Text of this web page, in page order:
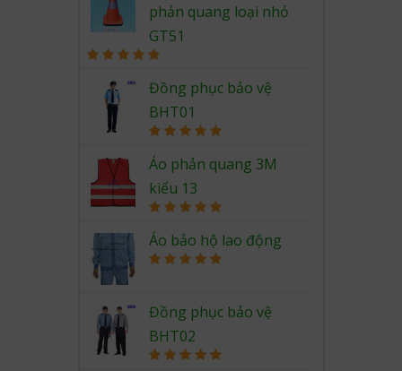
phản quang loại nhỏ
GT51
out of 5
Đồng phục bảo vệ
BHT01
out of 5
Áo phản quang 3M
kiểu 13
out of 5
Áo bảo hộ lao động
Đồng phục bảo vệ
BHT02